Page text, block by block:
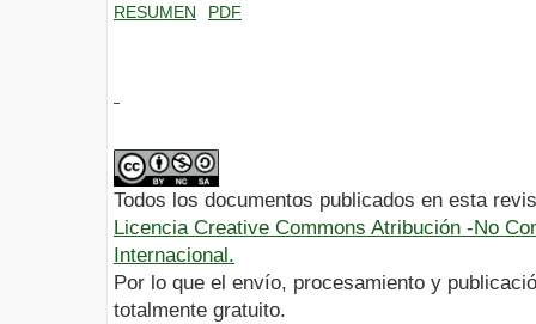
RESUMEN PDF
Todos los documentos publicados en esta
Licencia Creative Commons Atribución -No
Internacional.
Por lo que el envío, procesamiento y
totalmente gratuito.